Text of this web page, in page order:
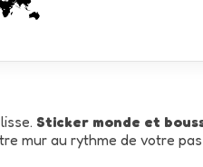
Sticker monde et
mur au rythme de votre